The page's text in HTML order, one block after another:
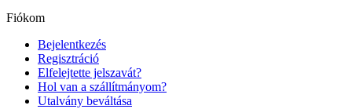
Fiókom
Bejelentkezés
Regisztráció
Elfelejtette jelszavát?
Hol van a szállítmányom?
Utalvány beváltása